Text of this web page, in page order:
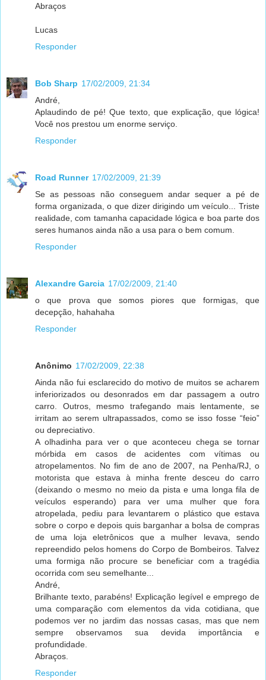
Abraços
Lucas
Responder
Bob Sharp 17/02/2009, 21:34
André,
Aplaudindo de pé! Que texto, que explicação, que lógica!
Você nos prestou um enorme serviço.
Responder
Road Runner 17/02/2009, 21:39
Se as pessoas não conseguem andar sequer a pé de
forma organizada, o que dizer dirigindo um veículo... Triste
realidade, com tamanha capacidade lógica e boa parte dos
seres humanos ainda não a usa para o bem comum.
Responder
Alexandre Garcia 17/02/2009, 21:40
o que prova que somos piores que formigas, que
decepção, hahahaha
Responder
Anônimo 17/02/2009, 22:38
Ainda não fui esclarecido do motivo de muitos se acharem
inferiorizados ou desonrados em dar passagem a outro
carro. Outros, mesmo trafegando mais lentamente, se
irritam ao serem ultrapassados, como se isso fosse “feio”
ou depreciativo.
A olhadinha para ver o que aconteceu chega se tornar
mórbida em casos de acidentes com vítimas ou
atropelamentos. No fim de ano de 2007, na Penha/RJ, o
motorista que estava à minha frente desceu do carro
(deixando o mesmo no meio da pista e uma longa fila de
veículos esperando) para ver uma mulher que fora
atropelada, pediu para levantarem o plástico que estava
sobre o corpo e depois quis barganhar a bolsa de compras
de uma loja eletrônicos que a mulher levava, sendo
repreendido pelos homens do Corpo de Bombeiros. Talvez
uma formiga não procure se beneficiar com a tragédia
ocorrida com seu semelhante...
André,
Brilhante texto, parabéns! Explicação legível e emprego de
uma comparação com elementos da vida cotidiana, que
podemos ver no jardim das nossas casas, mas que nem
sempre observamos sua devida importância e
profundidade.
Abraços.
Responder